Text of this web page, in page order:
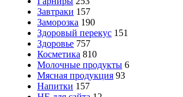
Завтраки 157
Заморозка 190
Здоровый перекус 151
Здоровье 757
Косметика 810
Молочные продукты 6
Мясная продукция 93
Напитки 157